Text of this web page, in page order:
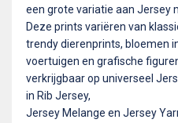
een grote variatie aan Jersey
Deze prints variëren van
trendy dierenprints, bloemen
voertuigen en grafische
verkrijgbaar op universeel
in Rib Jersey,
Jersey Melange en Jersey